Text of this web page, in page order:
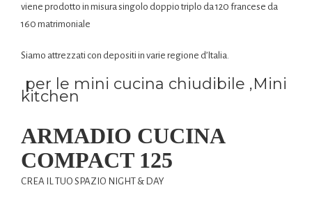
viene prodotto in misura singolo doppio triplo da 120 francese da
160 matrimoniale
Siamo attrezzati con depositi in varie regione d’Italia.
per le mini cucina chiudibile ,Mini
kitchen
ARMADIO CUCINA
COMPACT 125
CREA IL TUO SPAZIO NIGHT & DAY